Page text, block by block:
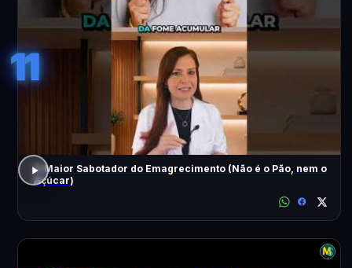
11
O Maior Sabotador do Emagrecimento (Não é o Pão, nem o
Açúcar)